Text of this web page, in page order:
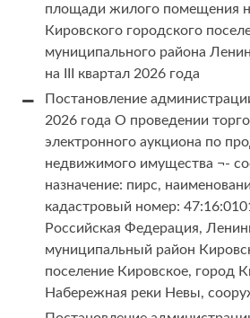
площади жилого помещения
Кировского городского
муниципального района
на III квартал 2026 года
Постановление
2026 года О проведении
электронного аукциона по
недвижимого имущества ¬-
назначение: пирс,
кадастровый номер:
Российская Федерация,
муниципальный район
поселение Кировское, город
Набережная реки Невы,